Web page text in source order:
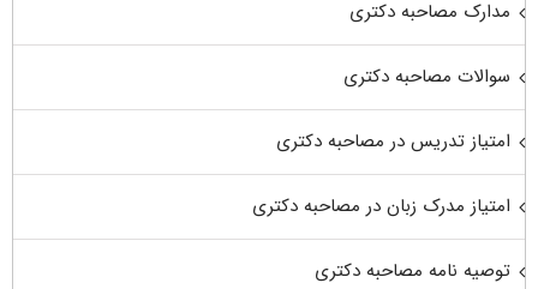
مدارک مصاحبه دکتری
سوالات مصاحبه دکتری
امتیاز تدریس در مصاحبه دکتری
امتیاز مدرک زبان در مصاحبه دکتری
توصیه نامه مصاحبه دکتری